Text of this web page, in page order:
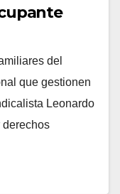
del
que gestionen
Leonardo
derechos